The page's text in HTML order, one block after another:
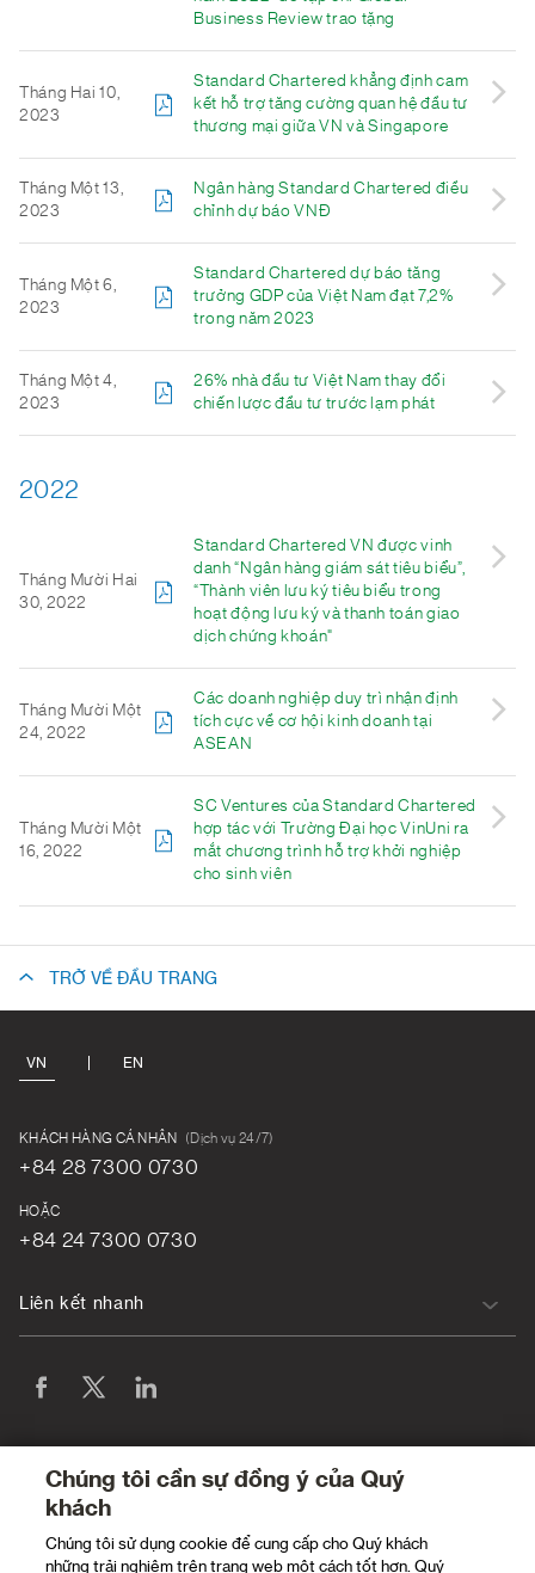
Business Review trao tặng
Tháng Hai 10,
2023
Standard Chartered khẳng định cam
kết hỗ trợ tăng cường quan hệ đầu tư
thương mại giữa VN và Singapore
Tháng Một 13,
2023
Ngân hàng Standard Chartered điều
chỉnh dự báo VNĐ
Tháng Một 6,
2023
Standard Chartered dự báo tăng
trưởng GDP của Việt Nam đạt 7,2%
trong năm 2023
Tháng Một 4,
2023
26% nhà đầu tư Việt Nam thay đổi
chiến lược đầu tư trước lạm phát
2022
Tháng Mười Hai
30, 2022
Standard Chartered VN được vinh
danh “Ngân hàng giám sát tiêu biểu”,
“Thành viên lưu ký tiêu biểu trong
hoạt động lưu ký và thanh toán giao
dịch chứng khoán"
Tháng Mười Một
24, 2022
Các doanh nghiệp duy trì nhận định
tích cực về cơ hội kinh doanh tại
ASEAN
Tháng Mười Một
16, 2022
SC Ventures của Standard Chartered
hợp tác với Trường Đại học VinUni ra
mắt chương trình hỗ trợ khởi nghiệp
cho sinh viên
TRỞ VỀ ĐẦU TRANG
VN EN
KHÁCH HÀNG CÁ NHÂN (Dịch vụ 24/7)
+84 28 7300 0730
HOẶC
+84 24 7300 0730
Liên kết nhanh
Chúng tôi cần sự đồng ý của Quý
khách
Chúng tôi sử dụng cookie để cung cấp cho Quý khách
những trải nghiệm trên trang web một cách tốt hơn. Quý